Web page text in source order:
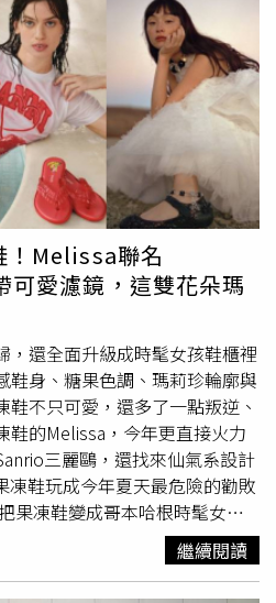
感動不已。」他強調：「這不只
改變被真正看見。」兒童界人氣
程丰、超模王子潘胤傑、琳妲、
能俱樂部提供）拍攝現場同樣
到場便迅速與孩子們打成一片。
受學員喜愛，現場更有孩子不斷
穆又甯則因肩傷休養一段時間，
程丰合作，格外受到關注，展
比賽現場為小超人選手們加油，
在球場應援，這次在體操比賽
場的小選手們萌翻！同時此次拍
次螢幕演出。過去曾演出《美
等多部戲劇作品，近年逐步轉
版圖，逐步在家長圈建立高度口
較去年成長150%，展現強勁發
標準品質控管下，品牌逐步建
丰也透露，今年下半年將進軍
地點已確認，將全面升級場館與
到孩子的成長，我更確定這件事
！Melissa聯名
可愛濾鏡，這雙花朵瑪
，還全面升級成時髦女孩鞋櫃裡
鞋身、糖果色調、瑪莉珍輪廓與
不只可愛，還多了一點叛逆、
鞋的Melissa，今年更直接火力
三麗鷗，還找來仙氣系設計
凍鞋玩成今年夏天最危險的勸敗
果凍鞋變成哥本哈根時髦女孩
氣品牌GANNI聯名，完全就是
。整個系列靈感來自哥本哈根夏
繼續閱讀